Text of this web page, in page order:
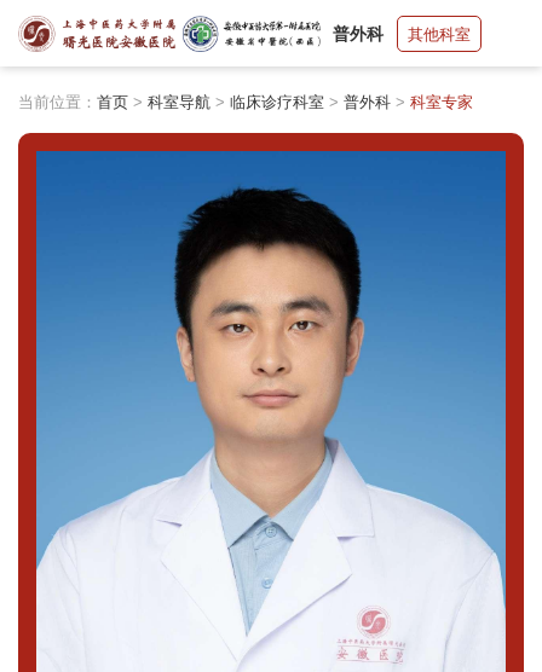
普外科 其他科室
当前位置： 首页 > 科室导航 > 临床诊疗科室 > 普外科 > 科室专家